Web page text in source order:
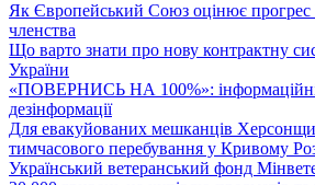
населення
рахунок
бюджету
Як Європейський Союз оцінює прогрес
членства
Що варто знати про нову контрактну
України
«ПОВЕРНИСЬ НА 100%»: інформаційні
дезінформації
Для евакуйованих мешканців
тимчасового перебування у Кривому
Український ветеранський фонд